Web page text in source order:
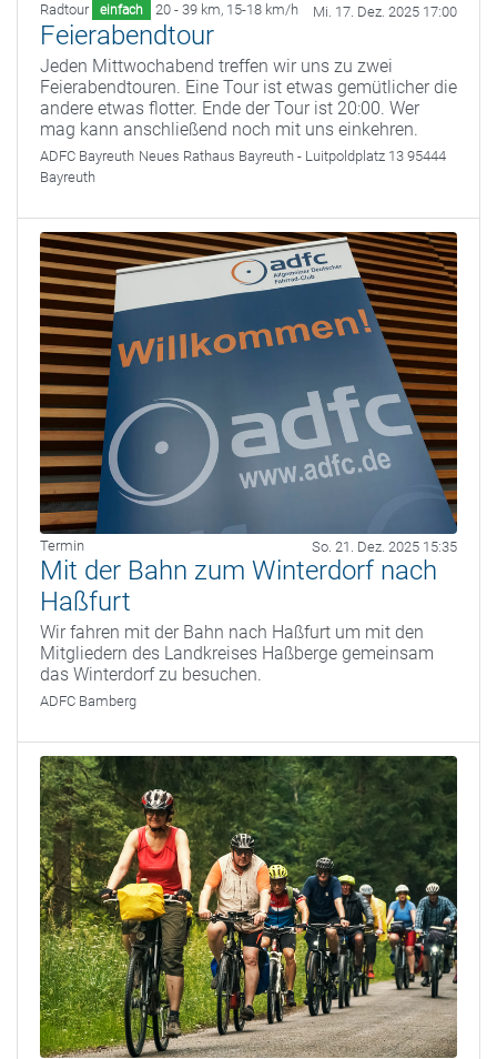
Radtour einfach 20 - 39 km, 15-18 km/h Mi. 17. Dez. 2025 17:00
Feierabendtour
Jeden Mittwochabend treffen wir uns zu zwei
Feierabendtouren. Eine Tour ist etwas gemütlicher die
andere etwas flotter. Ende der Tour ist 20:00. Wer
mag kann anschließend noch mit uns einkehren.
ADFC Bayreuth Neues Rathaus Bayreuth - Luitpoldplatz 13 95444
Bayreuth
Termin So. 21. Dez. 2025 15:35
Mit der Bahn zum Winterdorf nach
Haßfurt
Wir fahren mit der Bahn nach Haßfurt um mit den
Mitgliedern des Landkreises Haßberge gemeinsam
das Winterdorf zu besuchen.
ADFC Bamberg